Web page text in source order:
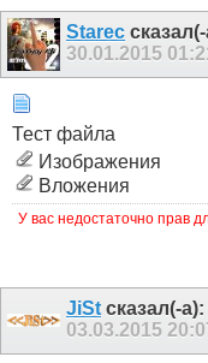
Starec
30.01.2015
Тест файла
Изображения
Вложения
У вас недостаточно прав
JiSt сказал(-а):
03.03.2015